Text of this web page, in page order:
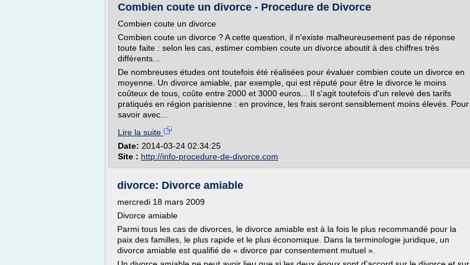
Combien coute un divorce - Procedure de Divorce
Combien coute un divorce
Combien coute un divorce ? A cette question, il n'existe malheureusement pas de réponse
toute faite : selon les cas, estimer combien coute un divorce aboutit à des chiffres très
différents...
De nombreuses études ont toutefois été réalisées pour évaluer combien coute un divorce en
moyenne. Un divorce amiable, par exemple, qui est réputé pour être le divorce le moins
coûteux de tous, coûte entre 2000 et 3000 euros... Il s'agit toutefois d'un relevé des tarifs
pratiqués en région parisienne : en province, les frais seront sensiblement moins élevés. Pour
savoir avec...
Lire la suite
Date: 2014-03-24 02:34:25
Site : http://info-procedure-de-divorce.com
divorce: Divorce amiable
mercredi 18 mars 2009
Divorce amiable
Parmi tous les cas de divorces, le divorce amiable est à la fois le plus recommandé pour la
paix des familles, le plus rapide et le plus économique. Dans la terminologie juridique, un
divorce amiable est qualifié de « divorce par consentement mutuel ».